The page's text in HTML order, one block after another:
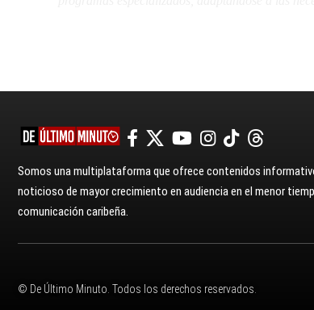
Somos una multiplataforma que ofrece contenidos
noticioso de mayor crecimiento en audiencia en el menor
comunicación caribeña.
© De Último Minuto. Todos los derechos reservados.